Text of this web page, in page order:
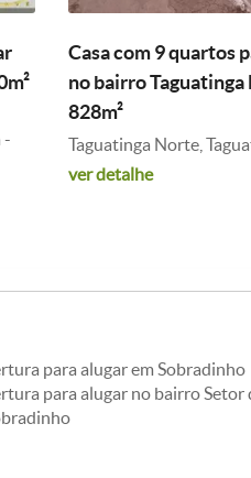
-
Casa com 9 quartos
no bairro
828m²
Taguatinga Norte,
ver detalhe
para alugar em Sobradinho
para alugar no bairro Setor